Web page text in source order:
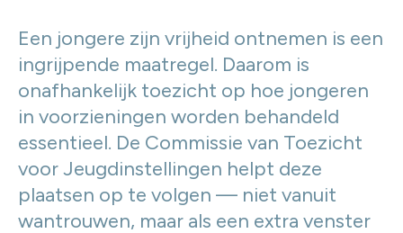
Een jongere zijn vrijheid ontnemen is een
ingrijpende maatregel. Daarom is
onafhankelijk toezicht op hoe jongeren
in voorzieningen worden behandeld
essentieel. De Commissie van Toezicht
voor Jeugdinstellingen helpt deze
plaatsen op te volgen — niet vanuit
wantrouwen, maar als een extra venster